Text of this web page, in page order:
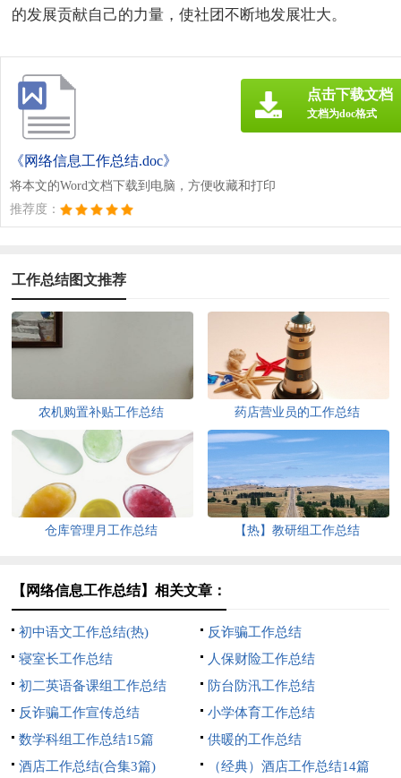
的发展贡献自己的力量，使社团不断地发展壮大。
《网络信息工作总结.doc》
将本文的Word文档下载到电脑，方便收藏和打印
推荐度：
点击下载文档
文档为doc格式
工作总结图文推荐
农机购置补贴工作总结 药店营业员的工作总结
仓库管理月工作总结 【热】教研组工作总结
【网络信息工作总结】相关文章：
初中语文工作总结(热)
反诈骗工作总结
寝室长工作总结
人保财险工作总结
初二英语备课组工作总结
防台防汛工作总结
反诈骗工作宣传总结
小学体育工作总结
数学科组工作总结15篇
供暖的工作总结
酒店工作总结(合集3篇)
（经典）酒店工作总结14篇